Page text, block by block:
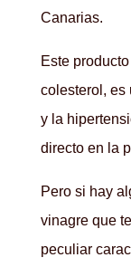
Canarias.
Este
colesterol, es
y la
directo en la
Pero si hay
vinagre que
peculiar